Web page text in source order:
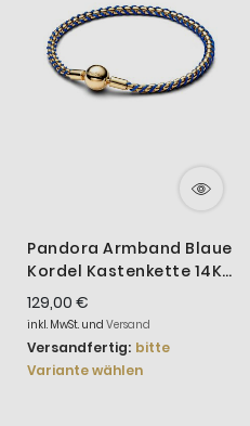
Pandora Armband Blaue
Kordel Kastenkette 14K
Vergoldet 563816C02
129,00 €
inkl. MwSt. und Versand
Versandfertig: bitte
Variante wählen